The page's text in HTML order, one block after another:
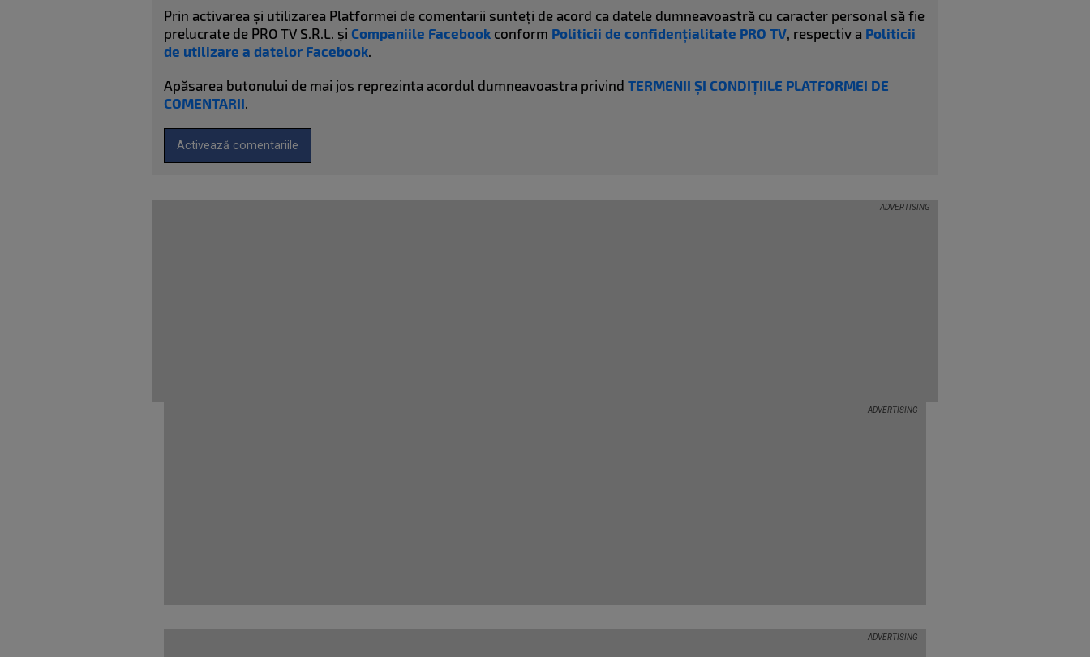
Prin activarea și utilizarea Platformei de comentarii sunteți de acord ca datele dumneavoastră cu caracter personal să fie
prelucrate de PRO TV S.R.L. și Companiile Facebook conform Politicii de confidențialitate PRO TV, respectiv a Politicii
de utilizare a datelor Facebook.
Apăsarea butonului de mai jos reprezinta acordul dumneavoastra privind TERMENII ȘI CONDIȚIILE PLATFORMEI DE
COMENTARII.
Activează comentariile